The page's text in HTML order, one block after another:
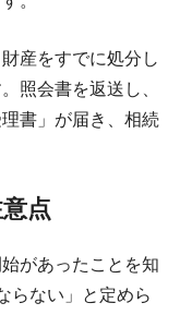
産をすでに処分し
照会書を返送し、
書」が届き、相続
点
があったことを知
らない」と定めら